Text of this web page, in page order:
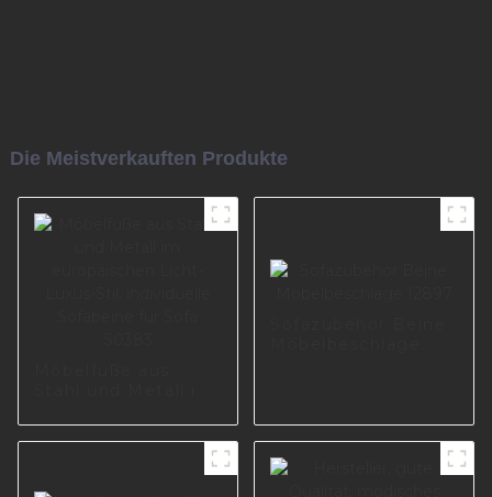
Die Meistverkauften Produkte
Luxus-Stil,
S0383